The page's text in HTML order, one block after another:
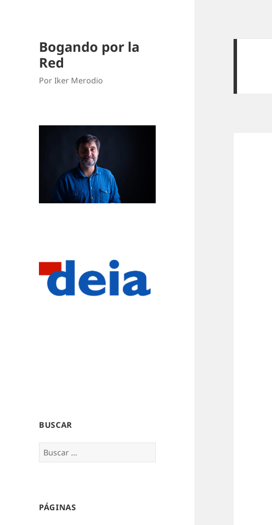
Bogando por la
Red
Por Iker Merodio
BUSCAR
Buscar:
PÁGINAS